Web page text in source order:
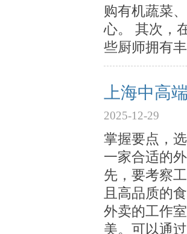
购有机蔬菜
心。 其次，
些厨师拥有
上海中高
2025-12-29
掌握要点，
一家合适的
先，要考察
且高品质的
外卖的工作
美。可以通